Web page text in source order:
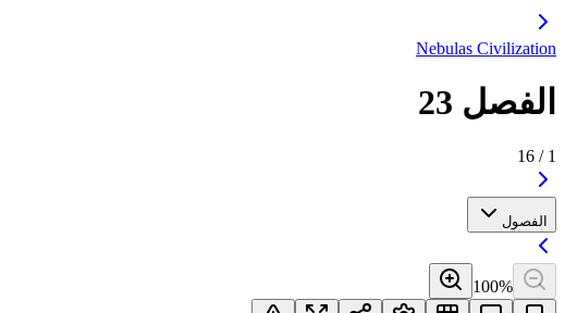
Nebulas Civilization
الفصل 23
1
/
16
الفصول
100%